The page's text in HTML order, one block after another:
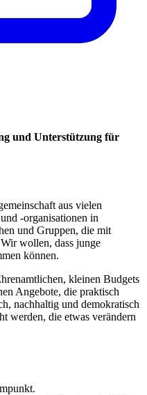
und Unterstützung für
aus vielen
-organisationen in
und Gruppen, die mit
wollen, dass junge
können.
kleinen Budgets
Angebote, die praktisch
nachhaltig und demokratisch
werden, die etwas verändern